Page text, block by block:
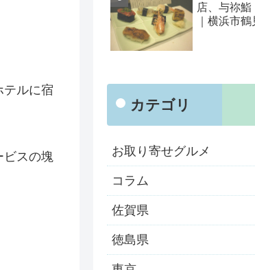
テルに宿
スの塊
店、与祢鮨
｜横浜市
カテゴリ
お取り寄せグルメ
コラム
佐賀県
徳島県